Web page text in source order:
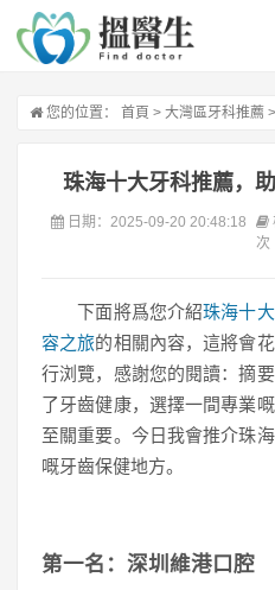
您的位置： 首頁 > 大灣區牙科推薦 >
珠海十大牙科推薦，
日期：2025-09-20 20:48:18
次
下面將爲您介紹珠海十
容之旅的相關內容，這將會
行浏覽，感謝您的閱讀：摘
了牙齒健康，選擇一間專業
至關重要。今日我會推介珠
嘅牙齒保健地方。
第一名：深圳維港口腔